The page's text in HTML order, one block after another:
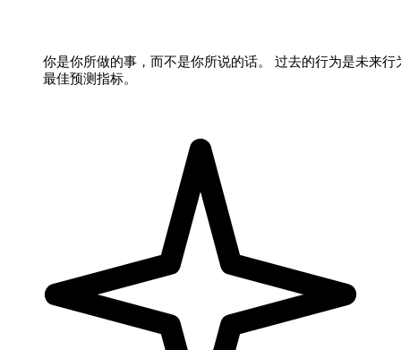
你是你所做的事，而不是你所说的话。 过去的行为是未来行
最佳预测指标。